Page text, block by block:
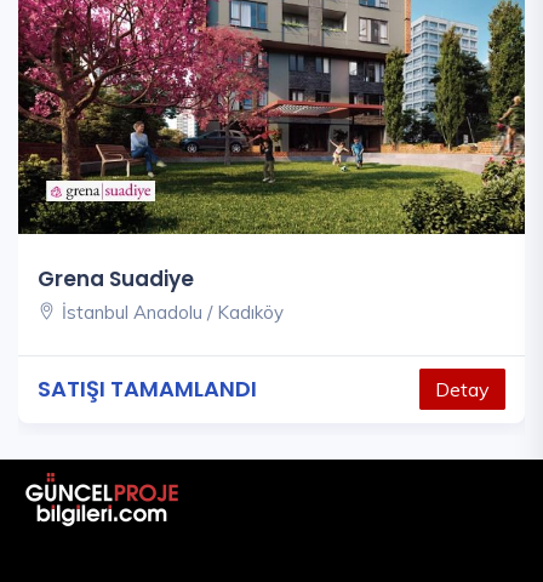
Grena Suadiye
İstanbul Anadolu / Kadıköy
SATIŞI TAMAMLANDI Detay